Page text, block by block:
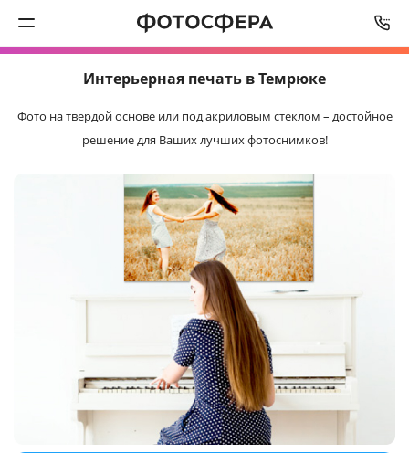
Интерьерная печать
Полиграфия
Услуги и сервис
Интерьерная печать в Темрюке
Фото на твердой основе или под акриловым стеклом – достойное
решение для Ваших лучших фотоснимков!